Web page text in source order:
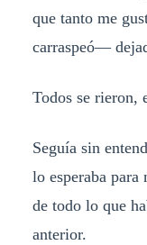
que tanto me
carraspeó—
Todos se rieron,
Seguía sin
lo esperaba para
de todo lo que
anterior.